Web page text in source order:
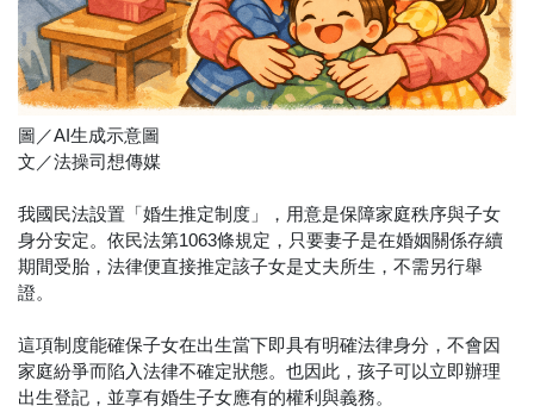
圖／AI生成示意圖
文／法操司想傳媒
我國民法設置「婚生推定制度」，用意是保障家庭秩序與子女
身分安定。依民法第1063條規定，只要妻子是在婚姻關係存續
期間受胎，法律便直接推定該子女是丈夫所生，不需另行舉
證。
這項制度能確保子女在出生當下即具有明確法律身分，不會因
家庭紛爭而陷入法律不確定狀態。也因此，孩子可以立即辦理
出生登記，並享有婚生子女應有的權利與義務。